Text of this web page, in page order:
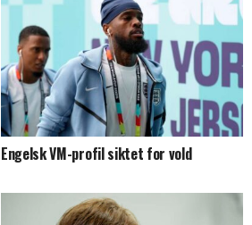
Engelsk VM-profil siktet for vold